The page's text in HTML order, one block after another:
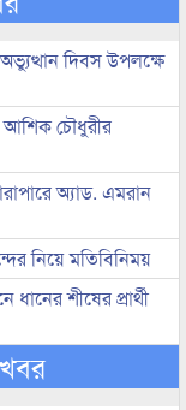
দিবস উপলক্ষে
আশিক চৌধুরীর
অ্যাড. এমরান
নিয়ে মতিবিনিময়
শীষের প্রার্থী